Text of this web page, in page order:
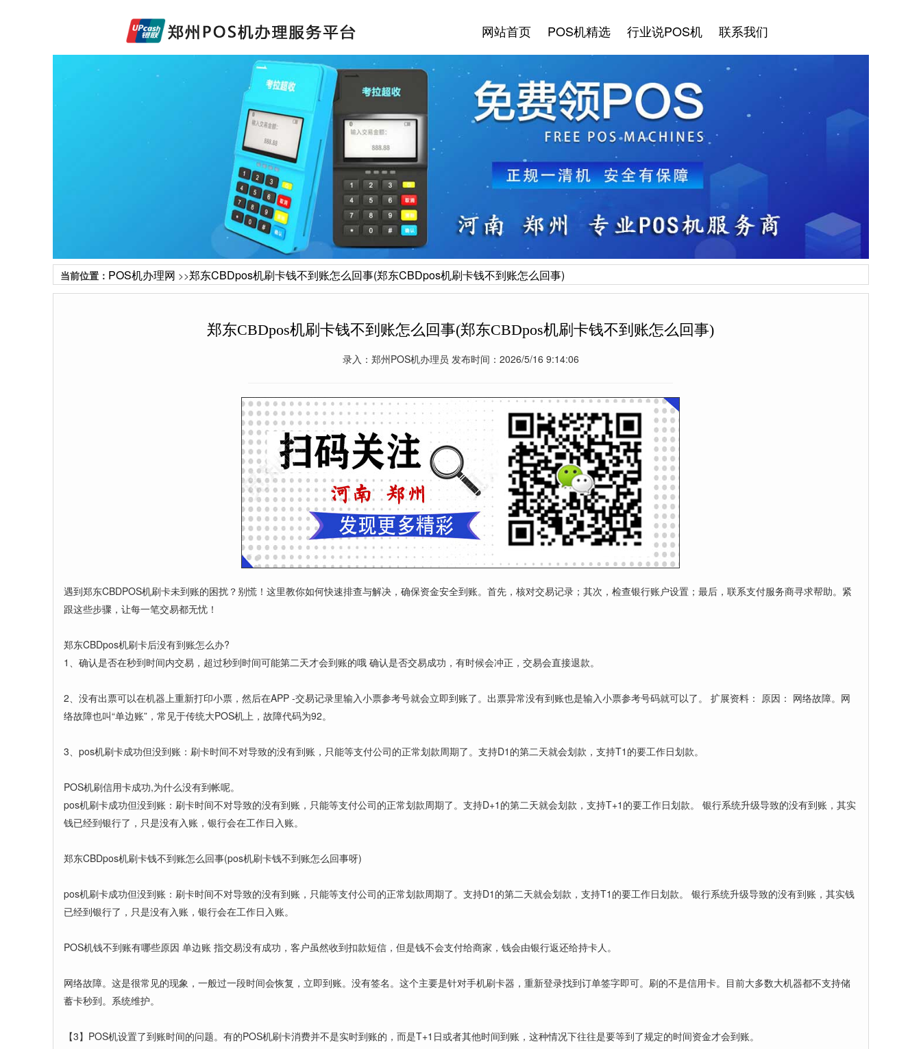
网站首页 POS机精选 行业说POS机 联系我们
当前位置： POS机办理网 >>郑东CBDpos机刷卡钱不到账怎么回事(郑东CBDpos机刷卡钱不到账怎么回事)
郑东CBDpos机刷卡钱不到账怎么回事(郑东CBDpos机刷卡钱不到账怎么回事)
录入：郑州POS机办理员 发布时间：2026/5/16 9:14:06
遇到郑东CBDPOS机刷卡未到账的困扰？别慌！这里教你如何快速排查与解决，确保资金安全到账。首先，核对交易记录；其次，检查银行账户设置；最后，联系支付服务商寻求帮助。紧
跟这些步骤，让每一笔交易都无忧！
郑东CBDpos机刷卡后没有到账怎么办?
1、确认是否在秒到时间内交易，超过秒到时间可能第二天才会到账的哦 确认是否交易成功，有时候会冲正，交易会直接退款。
2、没有出票可以在机器上重新打印小票，然后在APP -交易记录里输入小票参考号就会立即到账了。出票异常没有到账也是输入小票参考号码就可以了。 扩展资料： 原因： 网络故障。网
络故障也叫“单边账”，常见于传统大POS机上，故障代码为92。
3、pos机刷卡成功但没到账：刷卡时间不对导致的没有到账，只能等支付公司的正常划款周期了。支持D1的第二天就会划款，支持T1的要工作日划款。
POS机刷信用卡成功,为什么没有到帐呢。
pos机刷卡成功但没到账：刷卡时间不对导致的没有到账，只能等支付公司的正常划款周期了。支持D+1的第二天就会划款，支持T+1的要工作日划款。 银行系统升级导致的没有到账，其实
钱已经到银行了，只是没有入账，银行会在工作日入账。
郑东CBDpos机刷卡钱不到账怎么回事(pos机刷卡钱不到账怎么回事呀)
pos机刷卡成功但没到账：刷卡时间不对导致的没有到账，只能等支付公司的正常划款周期了。支持D1的第二天就会划款，支持T1的要工作日划款。 银行系统升级导致的没有到账，其实钱
已经到银行了，只是没有入账，银行会在工作日入账。
POS机钱不到账有哪些原因 单边账 指交易没有成功，客户虽然收到扣款短信，但是钱不会支付给商家，钱会由银行返还给持卡人。
网络故障。这是很常见的现象，一般过一段时间会恢复，立即到账。没有签名。这个主要是针对手机刷卡器，重新登录找到订单签字即可。刷的不是信用卡。目前大多数大机器都不支持储
蓄卡秒到。系统维护。
【3】POS机设置了到账时间的问题。有的POS机刷卡消费并不是实时到账的，而是T+1日或者其他时间到账，这种情况下往往是要等到了规定的时间资金才会到账。